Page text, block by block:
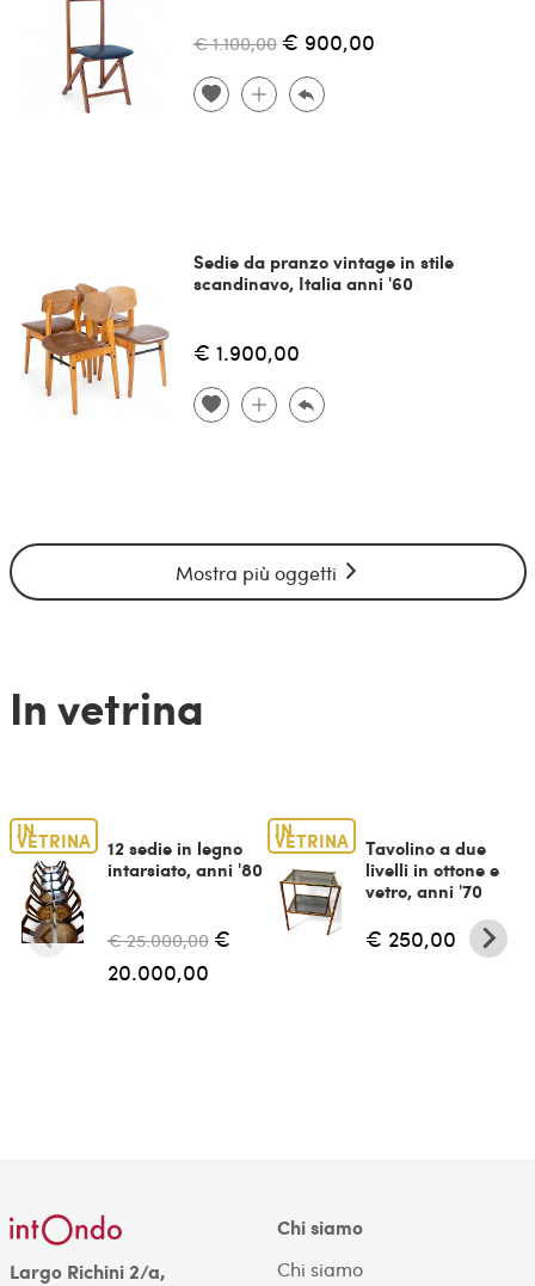
€ 1.100,00 € 900,00
Sedie da pranzo vintage in stile
scandinavo, Italia anni '60
€ 1.900,00
Mostra più oggetti
In vetrina
IN
VETRINA
12 sedie in legno
intarsiato, anni '80
€ 25.000,00 €
20.000,00
IN
VETRINA
Tavolino a due
livelli in ottone e
vetro, anni '70
€ 250,00
Largo Richini 2/a,
Chi siamo
Chi siamo